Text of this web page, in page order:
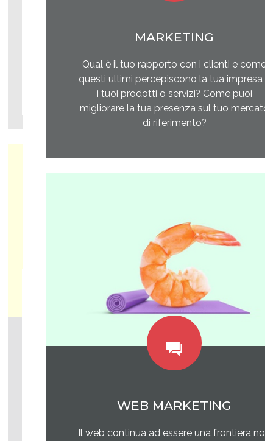
MARKETING
Qual è il tuo rapporto con i clienti e come
questi ultimi percepiscono la tua impresa e
i tuoi prodotti o servizi? Come puoi
migliorare la tua presenza sul tuo mercato
di riferimento?
WEB MARKETING
Il web continua ad essere una frontiera non